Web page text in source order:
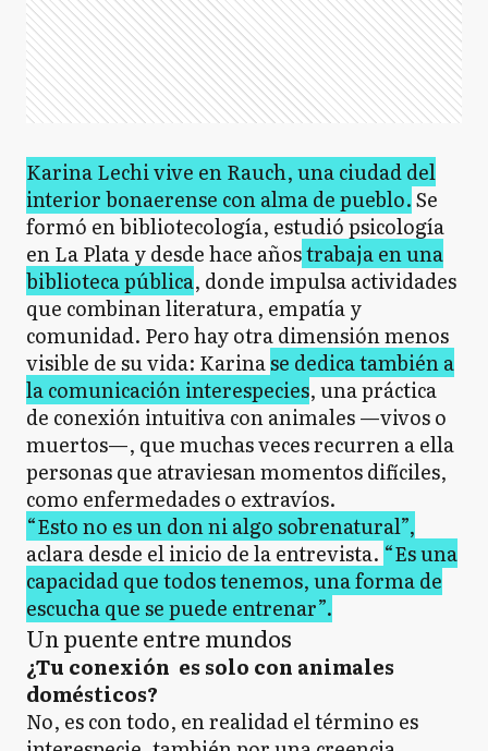
Karina Lechi vive en Rauch, una ciudad del
interior bonaerense con alma de pueblo.Se
formó en bibliotecología, estudió psicología
en La Plata y desde hace añostrabaja en una
biblioteca pública, donde impulsa actividades
que combinan literatura, empatía y
comunidad. Pero hay otra dimensión menos
visible de su vida: Karinase dedica también a
la comunicación interespecies, una práctica
de conexión intuitiva con animales —vivos o
muertos—, que muchas veces recurren a ella
personas que atraviesan momentos difíciles,
como enfermedades o extravíos.
“Esto no es un don ni algo sobrenatural”,
aclara desde el inicio de la entrevista. “Es una
capacidad que todos tenemos, una forma de
escucha que se puede entrenar”.
Un puente entre mundos
¿Tu conexión es solo con animales
domésticos?
No, es con todo, en realidad el término es